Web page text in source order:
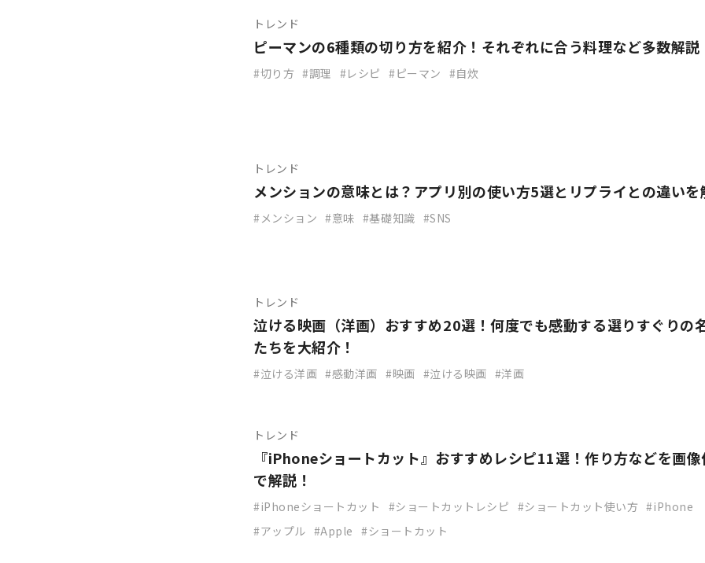
トレンド
ピーマンの6種類の切り方を紹介！それぞれに合う料理など多数解説
切り方 調理 レシピ ピーマン 自炊
トレンド
メンションの意味とは？アプリ別の使い方5選とリプライとの違いを
メンション 意味 基礎知識 SNS
トレンド
泣ける映画（洋画）おすすめ20選！何度でも感動する選りすぐりの
たちを大紹介！
泣ける洋画 感動洋画 映画 泣ける映画 洋画
トレンド
『iPhoneショートカット』おすすめレシピ11選！作り方などを画
で解説！
iPhoneショートカット ショートカットレシピ ショートカット使い方
iPhone
アップル
Apple ショートカット